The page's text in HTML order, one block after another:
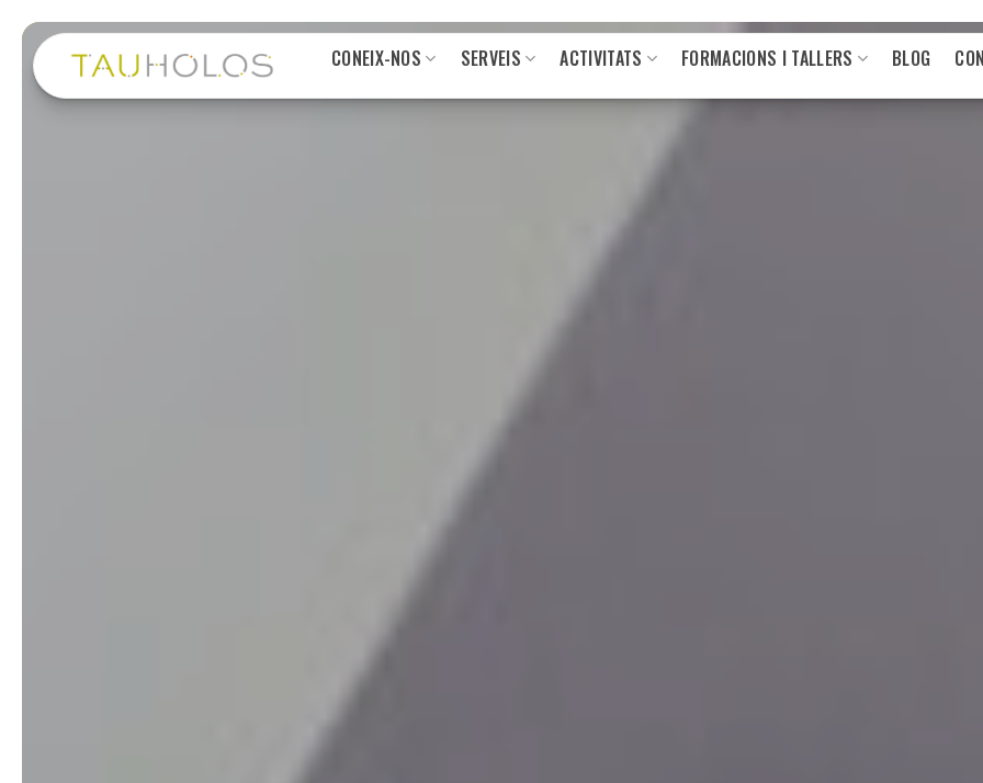
Skip
content
CONEIX-NOS SERVEIS ACTIVITATS FORMACIONS I TALLERS BLOG